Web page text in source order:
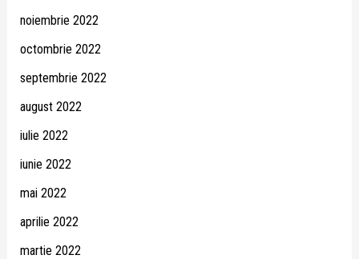
noiembrie 2022
octombrie 2022
septembrie 2022
august 2022
iulie 2022
iunie 2022
mai 2022
aprilie 2022
martie 2022